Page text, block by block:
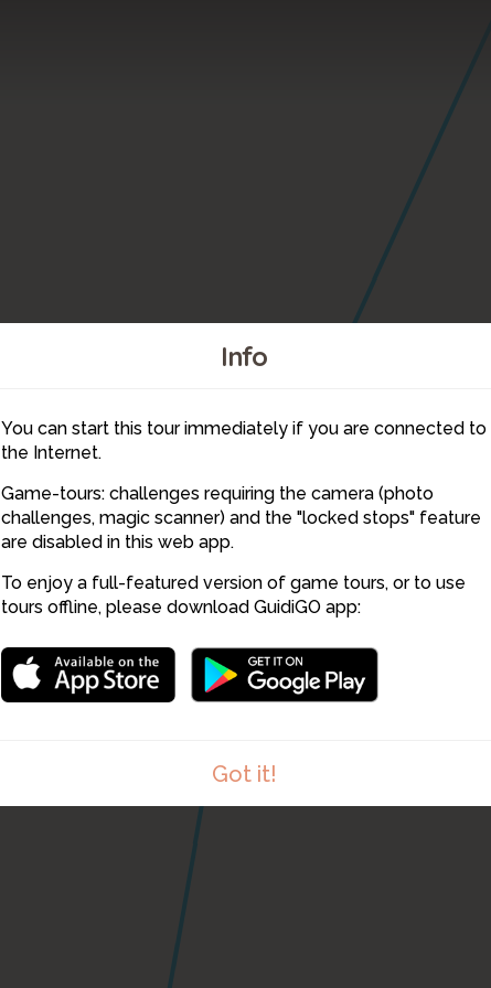
Info
You can start this tour immediately if you are connected to
the Internet.
Game-tours: challenges requiring the camera (photo
challenges, magic scanner) and the "locked stops" feature
are disabled in this web app.
To enjoy a full-featured version of game tours, or to use
tours offline, please download GuidiGO app:
Got it!
5